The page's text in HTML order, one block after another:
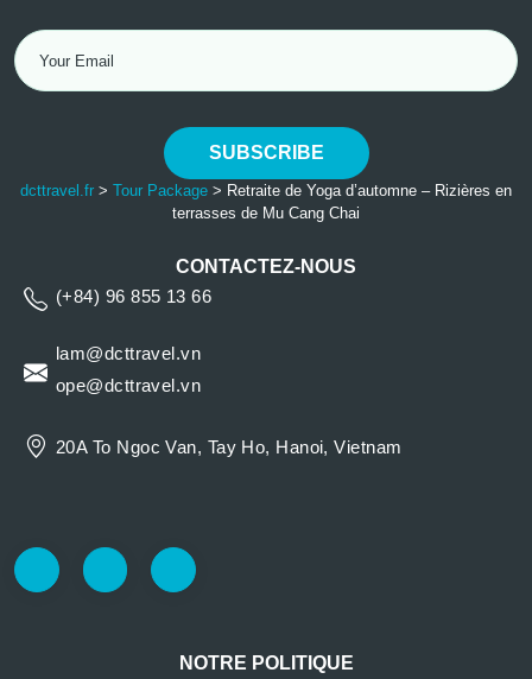
SUBSCRIBE
dcttravel.fr > Tour Package > Retraite de Yoga d’automne – Rizières en
terrasses de Mu Cang Chai
CONTACTEZ-NOUS
(+84) 96 855 13 66
lam@dcttravel.vn
ope@dcttravel.vn
20A To Ngoc Van, Tay Ho, Hanoi, Vietnam
NOTRE POLITIQUE